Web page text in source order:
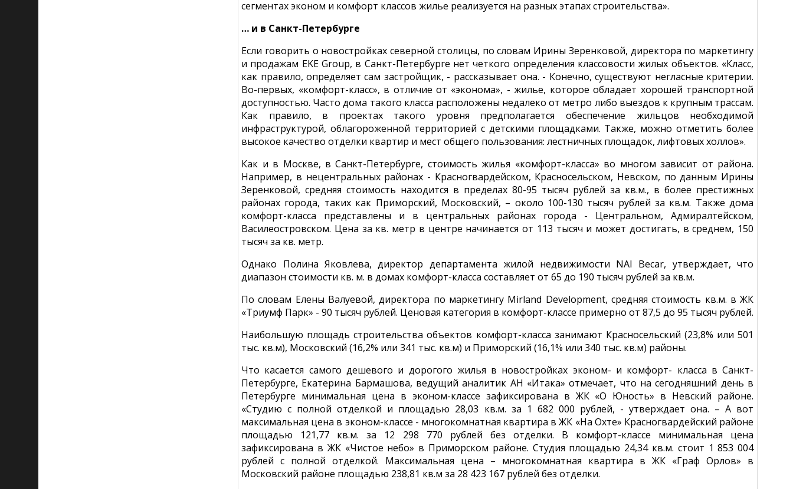
сегментах эконом и комфорт классов жилье реализуется на разных этапах строительства».
… и в Санкт-Петербурге
Если говорить о новостройках северной столицы, по словам Ирины Зеренковой, директора по маркетингу
и продажам EKE Group, в Санкт-Петербурге нет четкого определения классовости жилых объектов. «Класс,
как правило, определяет сам застройщик, - рассказывает она. - Конечно, существуют негласные критерии.
Во-первых, «комфорт-класс», в отличие от «эконома», - жилье, которое обладает хорошей транспортной
доступностью. Часто дома такого класса расположены недалеко от метро либо выездов к крупным трассам.
Как правило, в проектах такого уровня предполагается обеспечение жильцов необходимой
инфраструктурой, облагороженной территорией с детскими площадками. Также, можно отметить более
высокое качество отделки квартир и мест общего пользования: лестничных площадок, лифтовых холлов».
Как и в Москве, в Санкт-Петербурге, стоимость жилья «комфорт-класса» во многом зависит от района.
Например, в нецентральных районах - Красногвардейском, Красносельском, Невском, по данным Ирины
Зеренковой, средняя стоимость находится в пределах 80-95 тысяч рублей за кв.м., в более престижных
районах города, таких как Приморский, Московский, – около 100-130 тысяч рублей за кв.м. Также дома
комфорт-класса представлены и в центральных районах города - Центральном, Адмиралтейском,
Василеостровском. Цена за кв. метр в центре начинается от 113 тысяч и может достигать, в среднем, 150
тысяч за кв. метр.
Однако Полина Яковлева, директор департамента жилой недвижимости NAI Becar, утверждает, что
диапазон стоимости кв. м. в домах комфорт-класса составляет от 65 до 190 тысяч рублей за кв.м.
По словам Елены Валуевой, директора по маркетингу Mirland Development, средняя стоимость кв.м. в ЖК
«Триумф Парк» - 90 тысяч рублей. Ценовая категория в комфорт-классе примерно от 87,5 до 95 тысяч рублей.
Наибольшую площадь строительства объектов комфорт-класса занимают Красносельский (23,8% или 501
тыс. кв.м), Московский (16,2% или 341 тыс. кв.м) и Приморский (16,1% или 340 тыс. кв.м) районы.
Что касается самого дешевого и дорогого жилья в новостройках эконом- и комфорт- класса в Санкт-
Петербурге, Екатерина Бармашова, ведущий аналитик АН «Итака» отмечает, что на сегодняшний день в
Петербурге минимальная цена в эконом-классе зафиксирована в ЖК «О Юность» в Невский районе.
«Студию с полной отделкой и площадью 28,03 кв.м. за 1 682 000 рублей, - утверждает она. – А вот
максимальная цена в эконом-классе - многокомнатная квартира в ЖК «На Охте» Красногвардейский районе
площадью 121,77 кв.м. за 12 298 770 рублей без отделки. В комфорт-классе минимальная цена
зафиксирована в ЖК «Чистое небо» в Приморском районе. Студия площадью 24,34 кв.м. стоит 1 853 004
рублей с полной отделкой. Максимальная цена – многокомнатная квартира в ЖК «Граф Орлов» в
Московский районе площадью 238,81 кв.м за 28 423 167 рублей без отделки.